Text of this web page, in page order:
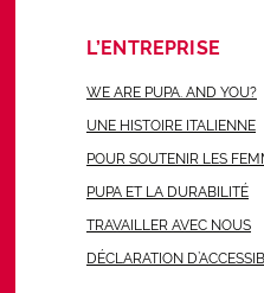
L’ENTREPRISE
WE ARE PUPA. AND YOU?
UNE HISTOIRE ITALIENNE
POUR SOUTENIR LES
PUPA ET LA DURABILITÉ
TRAVAILLER AVEC NOUS
DÉCLARATION